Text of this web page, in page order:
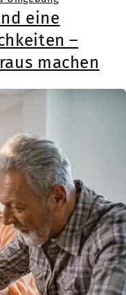
eine
–
machen